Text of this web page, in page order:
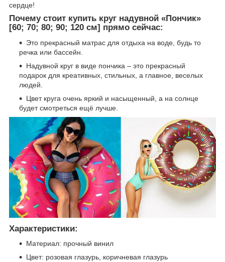
сердце!
Почему стоит купить круг надувной «Пончик»
[60; 70; 80; 90; 120 см] прямо сейчас:
Это прекрасный матрас для отдыха на воде, будь то
речка или бассейн.
Надувной круг в виде пончика – это прекрасный
подарок для креативных, стильных, а главное, веселых
людей.
Цвет круга очень яркий и насыщенный, а на солнце
будет смотреться ещё лучше.
Характеристики:
Материал: прочный винил
Цвет: розовая глазурь, коричневая глазурь